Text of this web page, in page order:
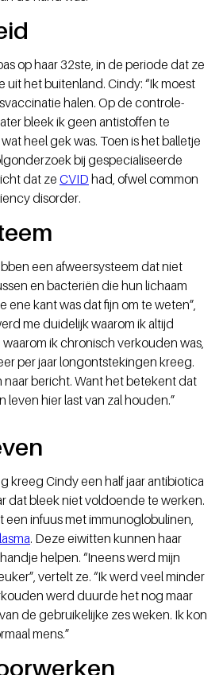
op haar 32ste, in de periode dat ze
uit het buitenland. Cindy: “Ik moest
halen. Op de controle-
bleek ik geen antistoffen te
heel gek was. Toen is het balletje
bij gespecialiseerde
dat ze CVID had, ofwel common
disorder.
een afweersysteem dat niet
en bacteriën die hun lichaam
ene kant was dat fijn om te weten”,
me duidelijk waarom ik altijd
ik chronisch verkouden was,
per jaar longontstekingen kreeg.
naar bericht. Want het betekent dat
leven hier last van zal houden.”
kreeg Cindy een half jaar antibiotica
dat bleek niet voldoende te werken.
een infuus met immunoglobulinen,
. Deze eiwitten kunnen haar
helpen. “Ineens werd mijn
vertelt ze. “Ik werd veel minder
werd duurde het nog maar
de gebruikelijke zes weken. Ik kon
mens.”